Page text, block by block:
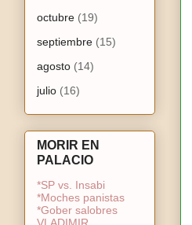
octubre (19)
septiembre (15)
agosto (14)
julio (16)
MORIR EN
PALACIO
*SP vs. Insabi
*Moches panistas
*Gober salobres
VLADIMIR